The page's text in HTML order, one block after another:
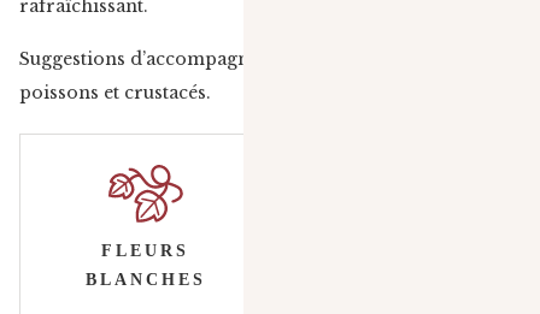
rafraîchissant.
Suggestions d’accompagnement : apéritif, volailles,
poissons et crustacés.
FLEURS
BLANCHES